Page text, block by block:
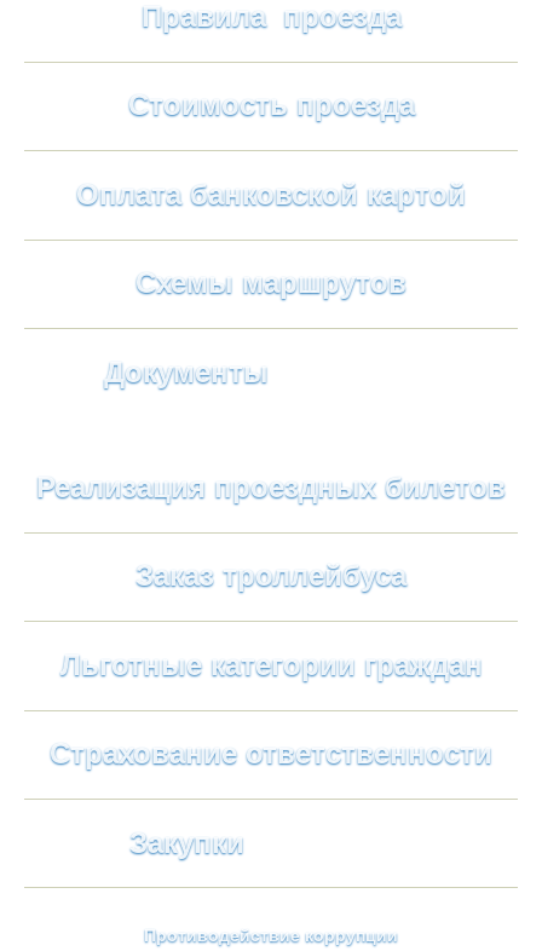
Правила проезда
Стоимость проезда
Оплата банковской картой
Схемы маршрутов
Документы
Реализация проездных билетов
Заказ троллейбуса
Льготные категории граждан
Страхование ответственности
Закупки
Противодействие коррупции